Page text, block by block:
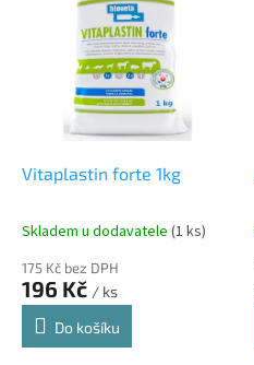
Vitaplastin forte 1kg
Skladem u dodavatele (1 ks)
175 Kč bez DPH
196 Kč / ks
Do košíku